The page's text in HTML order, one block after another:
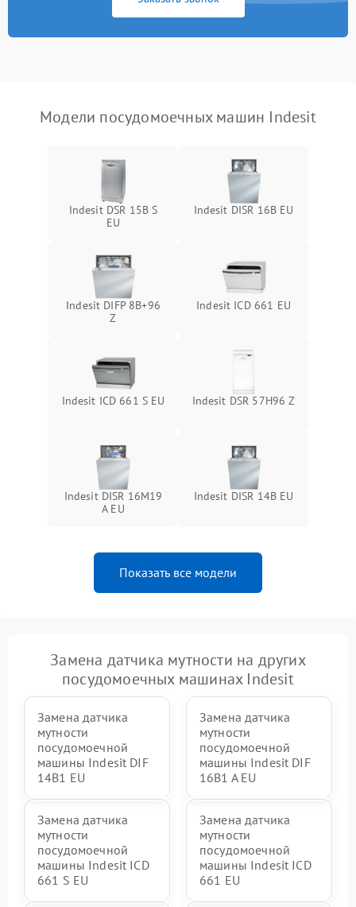
Модели посудомоечных машин Indesit
Indesit DSR 15B S
EU
Indesit DISR 16B EU
Indesit DIFP 8B+96
Z
Indesit ICD 661 EU
Indesit ICD 661 S EU Indesit DSR 57H96 Z
Indesit DISR 16M19
A EU
Indesit DISR 14B EU
Показать все модели
Замена датчика мутности на других
посудомоечных машинах Indesit
Замена датчика
мутности
посудомоечной
машины Indesit DIF
14B1 EU
Замена датчика
мутности
посудомоечной
машины Indesit DIF
16B1 A EU
Замена датчика
мутности
посудомоечной
машины Indesit ICD
661 S EU
Замена датчика
мутности
посудомоечной
машины Indesit ICD
661 EU